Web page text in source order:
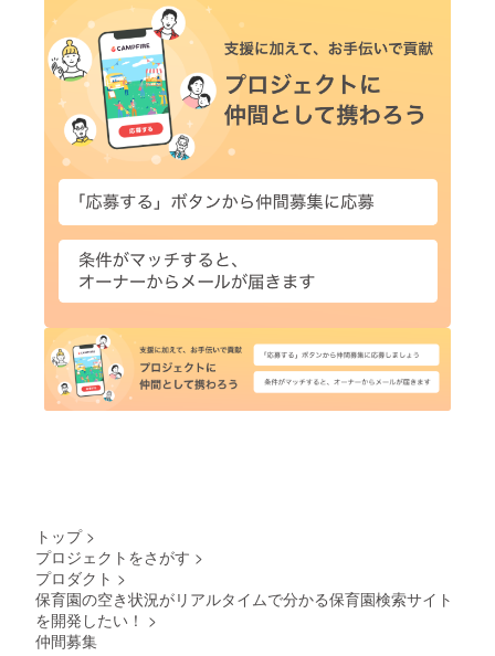
トップ >
プロジェクトをさがす >
プロダクト >
保育園の空き状況がリアルタイムで分かる保育園検索サイト
を開発したい！ >
仲間募集